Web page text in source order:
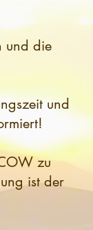
und die
und
zu
ist der